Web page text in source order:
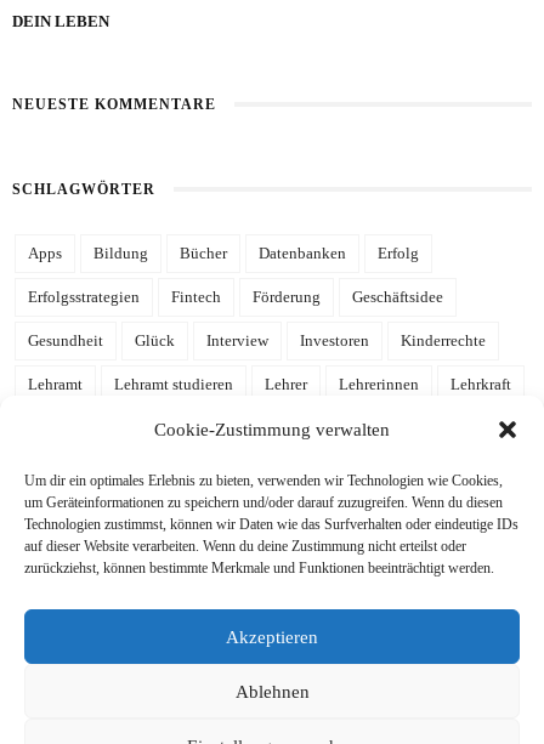
Cookie-Zustimmung verwalten
Um dir ein optimales Erlebnis zu bieten, verwenden wir Technologien wie Cookies,
um Geräteinformationen zu speichern und/oder darauf zuzugreifen. Wenn du diesen
Technologien zustimmst, können wir Daten wie das Surfverhalten oder eindeutige IDs
auf dieser Website verarbeiten. Wenn du deine Zustimmung nicht erteilst oder
zurückziehst, können bestimmte Merkmale und Funktionen beeinträchtigt werden.
Akzeptieren
Ablehnen
DEIN LEBEN
NEUESTE KOMMENTARE
SCHLAGWÖRTER
Apps Bildung Bücher Datenbanken Erfolg
Erfolgsstrategien Fintech Förderung Geschäftsidee
Gesundheit Glück Interview Investoren Kinderrechte
Lehramt Lehramt studieren Lehrer Lehrerinnen Lehrkraft
Mathe Mathematik mehr Zeit
Notion Template Produktivität Referendariat Schulalltag
Schule Schulgelaber Schulleben Schulleitung Schüler
Schülerinnen Stressabbau Studieren Studium Tools